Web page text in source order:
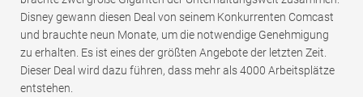
Disney gewann diesen Deal von seinem Konkurrenten Comcast
und brauchte neun Monate, um die notwendige Genehmigung
zu erhalten. Es ist eines der größten Angebote der letzten Zeit.
Dieser Deal wird dazu führen, dass mehr als 4000 Arbeitsplätze
entstehen.